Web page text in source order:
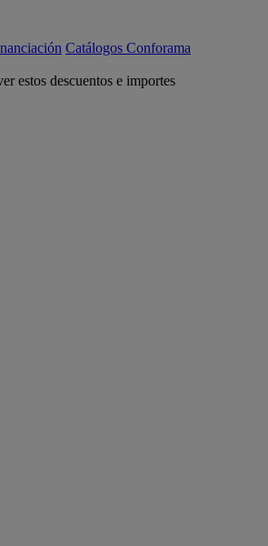
Catálogos Conforama
estos descuentos e importes